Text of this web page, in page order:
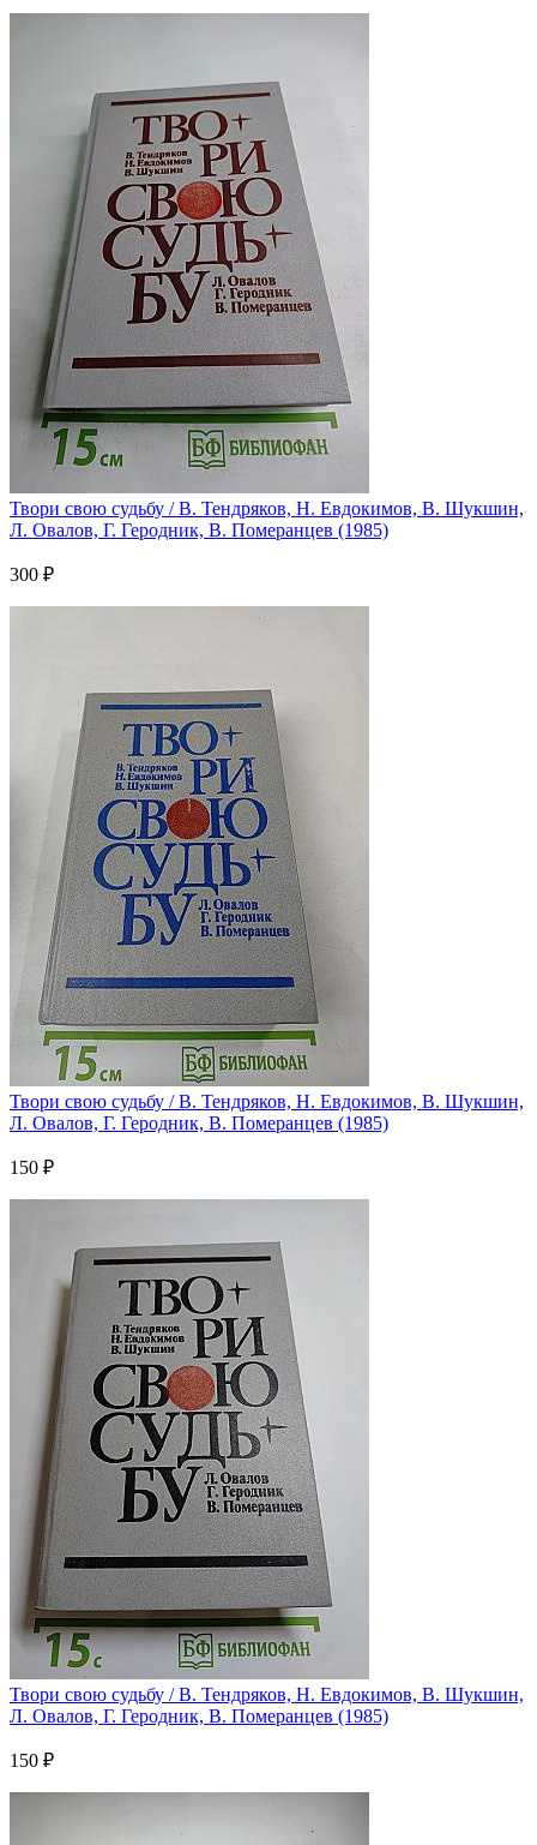
Твори свою судьбу / В. Тендряков, Н. Евдокимов, В. Шукшин,
Л. Овалов, Г. Геродник, В. Померанцев (1985)
300 ₽
Твори свою судьбу / В. Тендряков, Н. Евдокимов, В. Шукшин,
Л. Овалов, Г. Геродник, В. Померанцев (1985)
150 ₽
Твори свою судьбу / В. Тендряков, Н. Евдокимов, В. Шукшин,
Л. Овалов, Г. Геродник, В. Померанцев (1985)
150 ₽